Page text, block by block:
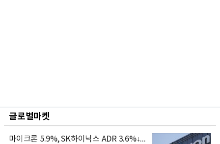
글로벌마켓
마이크론 5.9%, SK하이닉스 ADR 3.6%↓...